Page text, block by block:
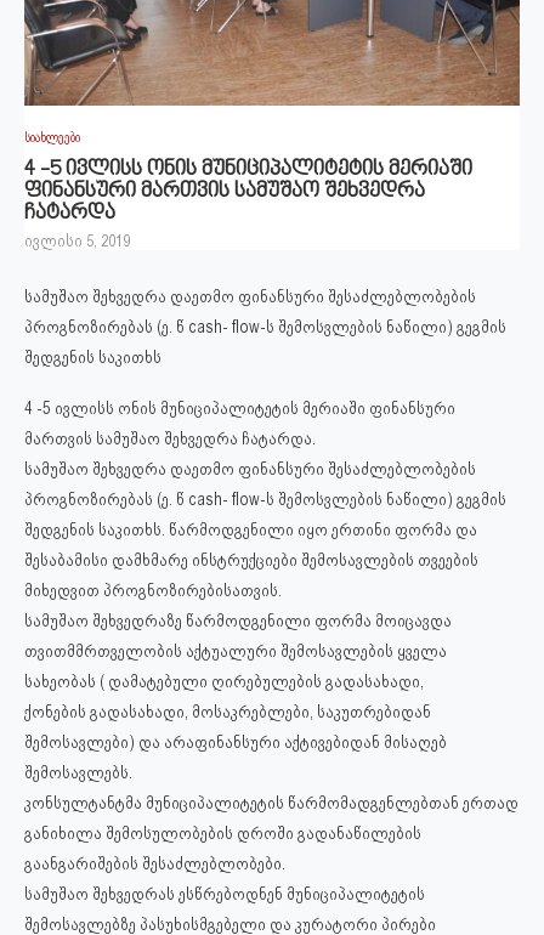
სიახლეები
4 -5 ივლისს ონის მუნიციპალიტეტის მერიაში
ფინანსური მართვის სამუშაო შეხვედრა
ჩატარდა
ივლისი 5, 2019
სამუშაო შეხვედრა დაეთმო ფინანსური შესაძლებლობების
პროგნოზირებას (ე. წ cash- flow-ს შემოსვლების ნაწილი) გეგმის
შედგენის საკითხს
4 -5 ივლისს ონის მუნიციპალიტეტის მერიაში ფინანსური
მართვის სამუშაო შეხვედრა ჩატარდა.
სამუშაო შეხვედრა დაეთმო ფინანსური შესაძლებლობების
პროგნოზირებას (ე. წ cash- flow-ს შემოსვლების ნაწილი) გეგმის
შედგენის საკითხს. წარმოდგენილი იყო ერთინი ფორმა და
შესაბამისი დამხმარე ინსტრუქციები შემოსავლების თვეების
მიხედვით პროგნოზირებისათვის.
სამუშაო შეხვედრაზე წარმოდგენილი ფორმა მოიცავდა
თვითმმრთველობის აქტუალური შემოსავლების ყველა
სახეობას ( დამატებული ღირებულების გადასახადი,
ქონების გადასახადი, მოსაკრებლები, საკუთრებიდან
შემოსავლები) და არაფინანსური აქტივებიდან მისაღებ
შემოსავლებს.
კონსულტანტმა მუნიციპალიტეტის წარმომადგენლებთან ერთად
განიხილა შემოსულობების დროში გადანაწილების
გაანგარიშების შესაძლებლობები.
სამუშაო შეხვედრას ესწრებოდნენ მუნიციპალიტეტის
შემოსავლებზე პასუხისმგებელი და კურატორი პირები